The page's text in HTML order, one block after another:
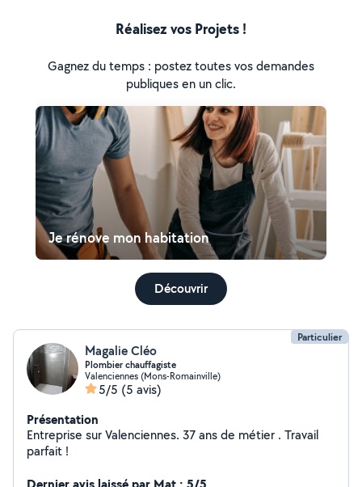
Réalisez vos Projets !
Gagnez du temps : postez toutes vos demandes
publiques en un clic.
Je rénove mon habitation
Découvrir
Particulier
Magalie Cléo
Plombier chauffagiste
Valenciennes (Mons-Romainville)
5/5 (5 avis)
Présentation
Entreprise sur Valenciennes. 37 ans de métier . Travail
parfait !